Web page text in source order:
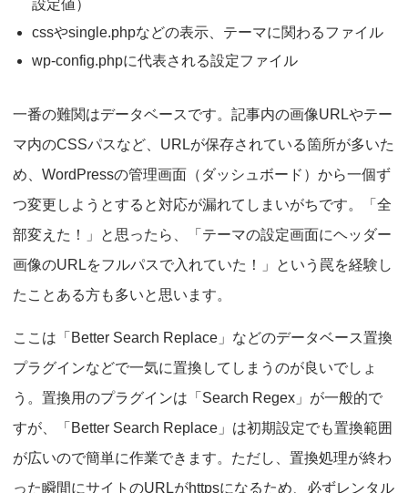
設定値）
cssやsingle.phpなどの表示、テーマに関わるファイル
wp-config.phpに代表される設定ファイル
一番の難関はデータベースです。記事内の画像URLやテー
マ内のCSSパスなど、URLが保存されている箇所が多いた
め、WordPressの管理画面（ダッシュボード）から一個ず
つ変更しようとすると対応が漏れてしまいがちです。「全
部変えた！」と思ったら、「テーマの設定画面にヘッダー
画像のURLをフルパスで入れていた！」という罠を経験し
たことある方も多いと思います。
ここは「Better Search Replace」などのデータベース置換
プラグインなどで一気に置換してしまうのが良いでしょ
う。置換用のプラグインは「Search Regex」が一般的で
すが、「Better Search Replace」は初期設定でも置換範囲
が広いので簡単に作業できます。ただし、置換処理が終わ
った瞬間にサイトのURLがhttpsになるため、必ずレンタル